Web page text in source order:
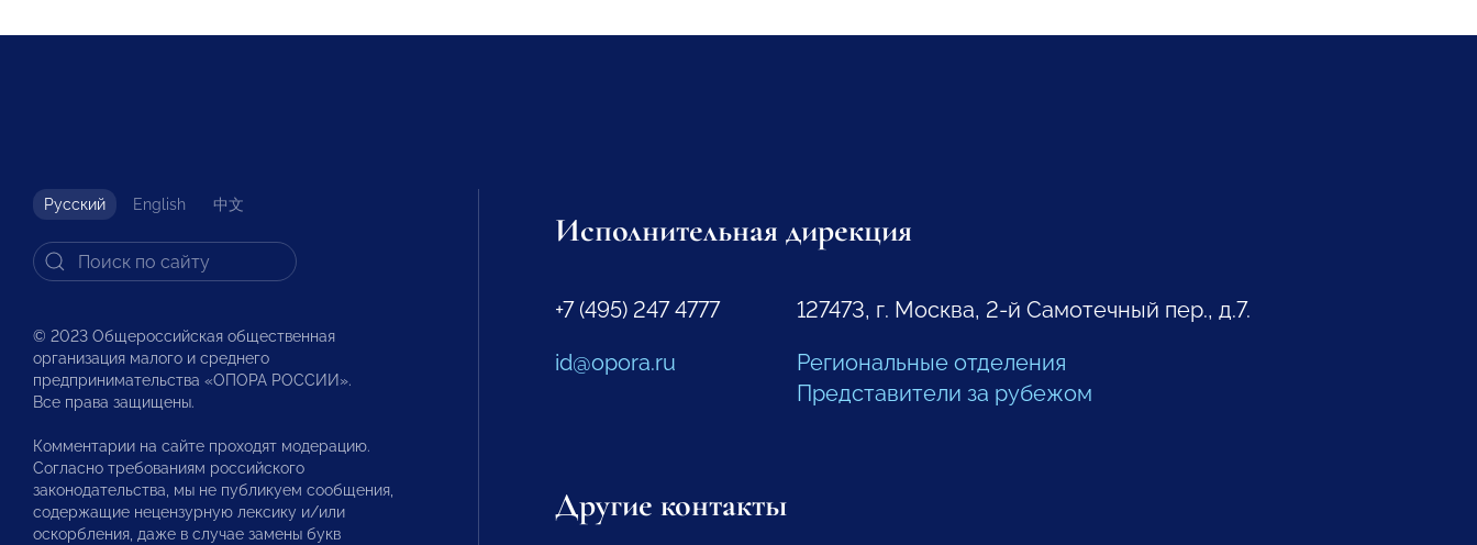
Русский English 中文
© 2023 Общероссийская общественная
организация малого и среднего
предпринимательства «ОПОРА РОССИИ».
Все права защищены.
Комментарии на сайте проходят модерацию.
Согласно требованиям российского
законодательства, мы не публикуем сообщения,
содержащие нецензурную лексику и/или
оскорбления, даже в случае замены букв
Исполнительная дирекция
+7 (495) 247 4777
id@opora.ru
127473, г. Москва, 2-й Самотечный пер., д.7.
Региональные отделения
Представители за рубежом
Другие контакты